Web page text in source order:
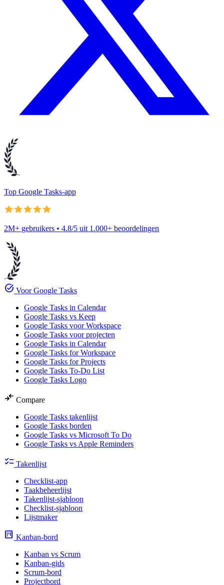
Top Google Tasks-app
2M+ gebruikers • 4.8/5 uit 1.000+ beoordelingen
task_alt Voor Google Tasks
Google Tasks in Calendar
Google Tasks vs Keep
Google Tasks voor Workspace
Google Tasks voor projecten
Google Tasks in Calendar
Google Tasks for Workspace
Google Tasks for Projects
Google Tasks To-Do List
Google Tasks Logo
compare_arrows Compare
Google Tasks takenlijst
Google Tasks borden
Google Tasks vs Microsoft To Do
Google Tasks vs Apple Reminders
checklist Takenlijst
Checklist-app
Taakbeheerlijst
Takenlijst-sjabloon
Checklist-sjabloon
Lijstmaker
view_kanban Kanban-bord
Kanban vs Scrum
Kanban-gids
Scrum-bord
Projectbord